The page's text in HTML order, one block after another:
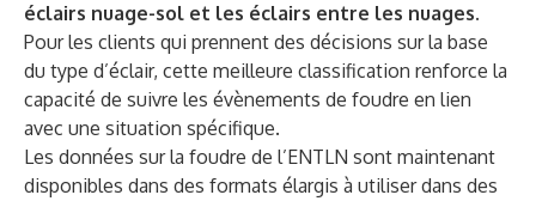
éclairs nuage-sol et les éclairs entre les nuages.
Pour les clients qui prennent des décisions sur la base
du type d’éclair, cette meilleure classification renforce la
capacité de suivre les évènements de foudre en lien
avec une situation spécifique.
Les données sur la foudre de l’ENTLN sont maintenant
disponibles dans des formats élargis à utiliser dans des